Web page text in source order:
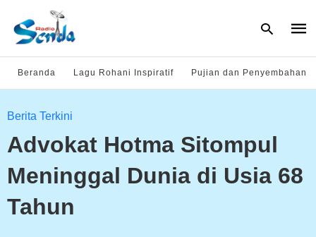
hit
Beranda Lagu Rohani Inspiratif Pujian dan Penyembahan
Berita Terkini
Advokat Hotma Sitompul
Meninggal Dunia di Usia 68
Tahun